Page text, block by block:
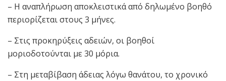
– Η αναπλήρωση αποκλειστικά από δηλωμένο βοηθό
περιορίζεται στους 3 μήνες.
– Στις προκηρύξεις αδειών, οι βοηθοί
μοριοδοτούνται με 30 μόρια.
– Στη μεταβίβαση άδειας λόγω θανάτου, το χρονικό